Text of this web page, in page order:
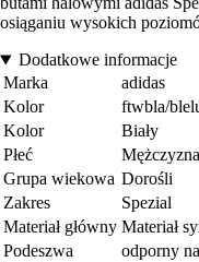
osiąganiu wysokich
Dodatkowe informacje
Marka
adidas
Kolor
ftwbla/
Kolor
Biały
Płeć
Mężczyzna
Grupa wiekowa Dorośli
Zakres
Spezial
Materiał główny Materiał
Podeszwa
odporny